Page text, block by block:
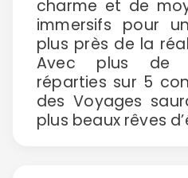
charme et de
immersifs pour
plus près de la
Avec plus de
réparties sur 5
des Voyages
plus beaux rêves